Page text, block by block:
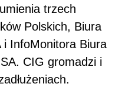
trzech
Polskich, Biura
i InfoMonitora Biura
CIG gromadzi i